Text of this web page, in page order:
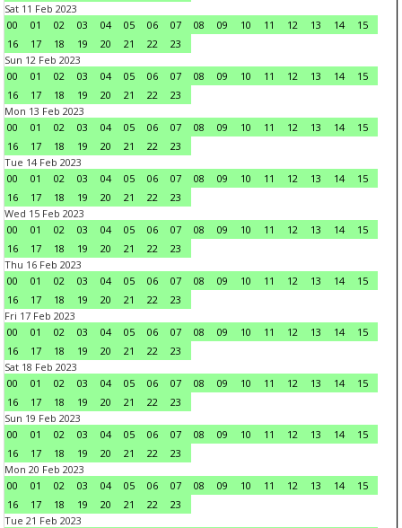
Sat 11 Feb 2023
00
01 02 03 04 05 06 07 08 09 10 11 12 13 14
15
16
17 18 19 20 21 22
23
Sun 12 Feb 2023
00
01 02 03 04 05 06 07 08 09 10 11 12 13 14
15
16
17 18 19 20 21 22
23
Mon 13 Feb 2023
00
01 02 03 04 05 06 07 08 09 10 11 12 13 14
15
16
17 18 19 20 21 22
23
Tue 14 Feb 2023
00
01 02 03 04 05 06 07 08 09 10 11 12 13 14
15
16
17 18 19 20 21 22
23
Wed 15 Feb 2023
00
01 02 03 04 05 06 07 08 09 10 11 12 13 14
15
16
17 18 19 20 21 22
23
Thu 16 Feb 2023
00
01 02 03 04 05 06 07 08 09 10 11 12 13 14
15
16
17 18 19 20 21 22
23
Fri 17 Feb 2023
00
01 02 03 04 05 06 07 08 09 10 11 12 13 14
15
16
17 18 19 20 21 22
23
Sat 18 Feb 2023
00
01 02 03 04 05 06 07 08 09 10 11 12 13 14
15
16
17 18 19 20 21 22
23
Sun 19 Feb 2023
00
01 02 03 04 05 06 07 08 09 10 11 12 13 14
15
16
17 18 19 20 21 22
23
Mon 20 Feb 2023
00
01 02 03 04 05 06 07 08 09 10 11 12 13 14
15
16
17 18 19 20 21 22
23
Tue 21 Feb 2023